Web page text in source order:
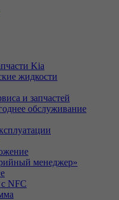
Kia
жидкости
и запчастей
обслуживание
менеджер»
NFC